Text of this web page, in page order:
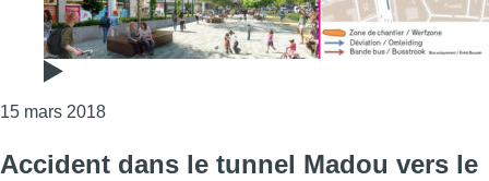
15 mars 2018Consulter l'article "Les travaux de l’esplanade
Accident dans le tunnel Madou vers le